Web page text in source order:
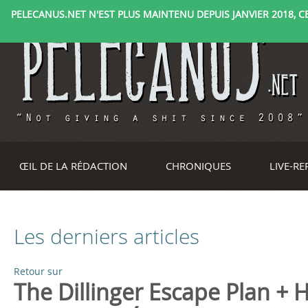
PELECANUS.NET N'EST PLUS MAINTENU DEPUIS JANVIER 2018,
ŒIL DE LA RÉDACTION CHRONIQUES LIVE-
Les derniers articles
Retour sur
The Dillinger Escape Plan +
P